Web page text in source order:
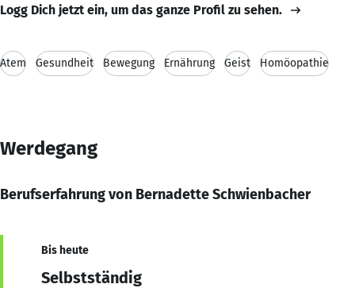
Logg Dich jetzt ein, um das ganze Profil zu sehen.
Atem Gesundheit Bewegung Ernährung Geist Homöopathie
Werdegang
Berufserfahrung von Bernadette Schwienbacher
Bis heute
Selbstständig